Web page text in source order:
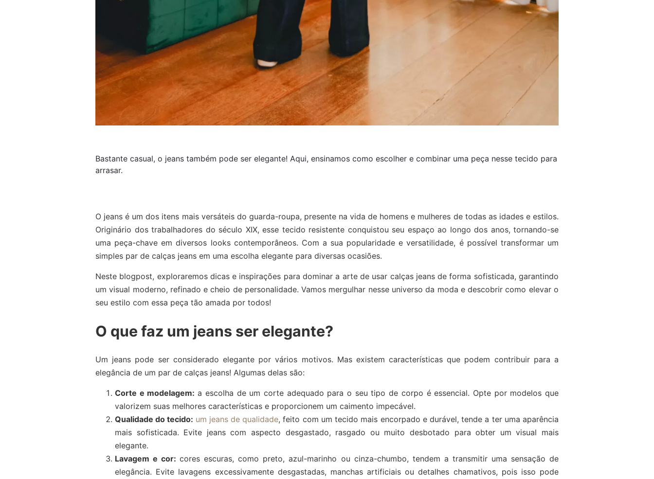
Bastante casual, o jeans também pode ser elegante! Aqui, ensinamos como escolher e combinar uma peça nesse tecido para
arrasar.
O jeans é um dos itens mais versáteis do guarda-roupa, presente na vida de homens e mulheres de todas as idades e estilos.
Originário dos trabalhadores do século XIX, esse tecido resistente conquistou seu espaço ao longo dos anos, tornando-se
uma peça-chave em diversos looks contemporâneos. Com a sua popularidade e versatilidade, é possível transformar um
simples par de calças jeans em uma escolha elegante para diversas ocasiões.
Neste blogpost, exploraremos dicas e inspirações para dominar a arte de usar calças jeans de forma sofisticada, garantindo
um visual moderno, refinado e cheio de personalidade. Vamos mergulhar nesse universo da moda e descobrir como elevar o
seu estilo com essa peça tão amada por todos!
O que faz um jeans ser elegante?
Um jeans pode ser considerado elegante por vários motivos. Mas existem características que podem contribuir para a
elegância de um par de calças jeans! Algumas delas são:
Corte e modelagem:a escolha de um corte adequado para o seu tipo de corpo é essencial. Opte por modelos que
valorizem suas melhores características e proporcionem um caimento impecável.
Qualidade do tecido: um jeans de qualidade, feito com um tecido mais encorpado e durável, tende a ter uma aparência
mais sofisticada. Evite jeans com aspecto desgastado, rasgado ou muito desbotado para obter um visual mais
elegante.
Lavagem e cor:cores escuras, como preto, azul-marinho ou cinza-chumbo, tendem a transmitir uma sensação de
elegância. Evite lavagens excessivamente desgastadas, manchas artificiais ou detalhes chamativos, pois isso pode